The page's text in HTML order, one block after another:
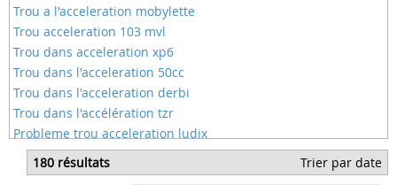
Trou a l'acceleration mobylette
Trou acceleration 103 mvl
Trou dans acceleration xp6
Trou dans l'acceleration 50cc
Trou dans l'acceleration derbi
Trou dans l'accélération tzr
Probleme trou acceleration ludix
Probleme trou d'acceleration derbi
Carbu 17.5 trou a l'acceleration
180 résultats Trier par date